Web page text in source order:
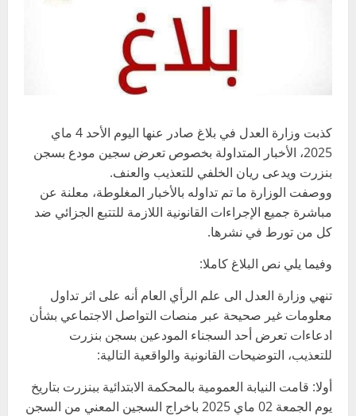
كذبت وزارة العدل في بلاغ صادر عنها اليوم الأحد 4 ماي
2025، الأخبار المتداولة بخصوص تعرض سجين مودع بسجن
بنزرت ويدعى ريان الخلفي للتعذيب والعنف.
ووصفت الوزارة ما تم تداوله بالأخبار المغلوطة، معلنة عن
مباشرة جميع الإجراءات القانونية اللازمة للتتبع الجزائي ضد
كل من تورط في نشرها.
وفيما يلي نص البلاغ كاملا:
تنهي وزارة العدل الى علم الرأي العام أنه على اثر تداول
معلومات غير صحيحة عبر منصات التواصل الاجتماعي بشأن
ادعاءات تعرض أحد السجناء المودعين بسجن بنزرت
للتعذيب، التوضيحات القانونية والواقعية التالية:
أولا: قامت النيابة العمومية بالمحكمة الابتدائية ببنزرت بتاريخ
يوم الجمعة 02 ماي 2025 باخراج السجين المعني من السجن